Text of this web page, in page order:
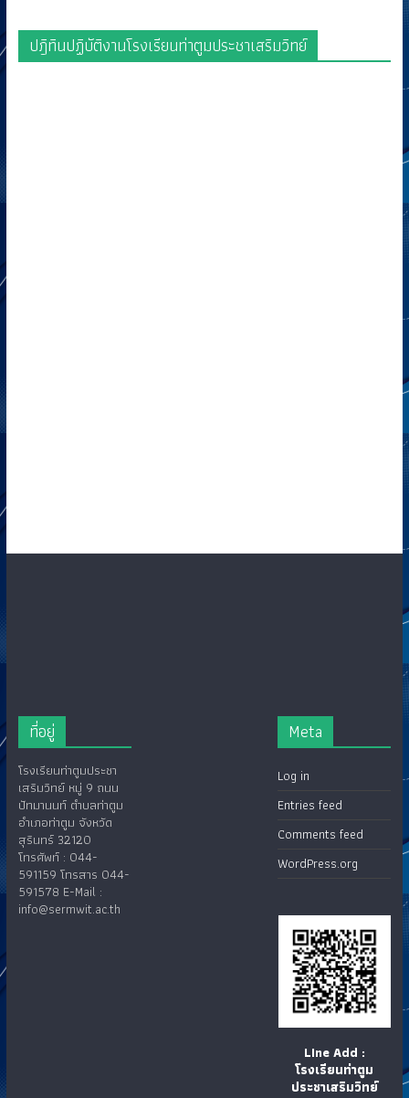
ปฎิทินปฏิบัติงานโรงเรียนท่าตูมประชาเสริมวิทย์
ที่อยู่
โรงเรียนท่าตูมประชา
เสริมวิทย์ หมู่ 9 ถนน
ปัทมานนท์ ตำบลท่าตูม
อำเภอท่าตูม จังหวัด
สุรินทร์ 32120
โทรศัพท์ : 044-
591159 โทรสาร 044-
591578 E-Mail :
info@sermwit.ac.th
Meta
Log in
Entries feed
Comments feed
WordPress.org
LIne Add :
โรงเรียนท่าตูม
ประชาเสริมวิทย์